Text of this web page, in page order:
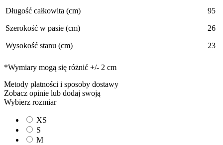
Długość całkowita (cm) 95
Szerokość w pasie (cm) 26
Wysokość stanu (cm) 23
*Wymiary mogą się różnić +/- 2 cm
Metody płatności i sposoby dostawy
Zobacz opinie lub dodaj swoją
Wybierz rozmiar
XS
S
M